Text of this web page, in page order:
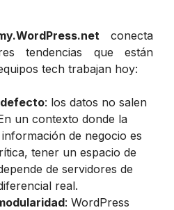
conecta
tendencias que están
tech trabajan hoy:
: los datos no salen
un contexto donde la
de negocio es
tener un espacio de
de servidores de
real.
: WordPress